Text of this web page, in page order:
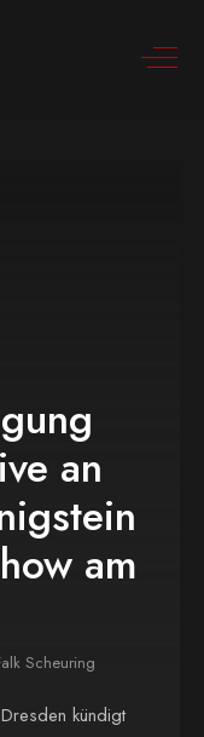
an
am
Scheuring
kündigt